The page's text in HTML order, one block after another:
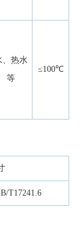
、热水
等
≤100℃
T17241.6